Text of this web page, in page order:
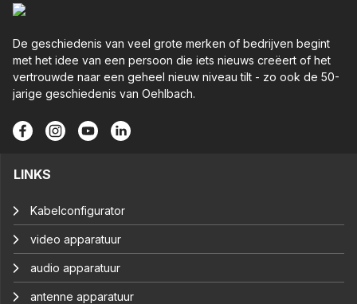
De geschiedenis van veel grote merken of bedrijven begint
met het idee van een persoon die iets nieuws creëert of het
vertrouwde naar een geheel nieuw niveau tilt - zo ook de 50-
jarige geschiedenis van Oehlbach.
LINKS
Kabelconfigurator
video apparatuur
audio apparatuur
antenne apparatuur